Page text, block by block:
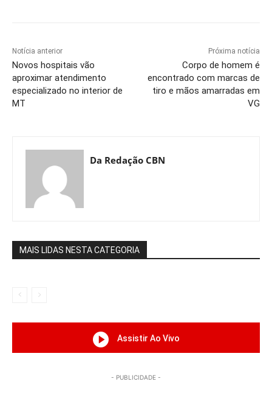
Notícia anterior
Novos hospitais vão
aproximar atendimento
especializado no interior de
MT
Próxima notícia
Corpo de homem é
encontrado com marcas de
tiro e mãos amarradas em
VG
Da Redação CBN
MAIS LIDAS NESTA CATEGORIA
Assistir Ao Vivo
- PUBLICIDADE -